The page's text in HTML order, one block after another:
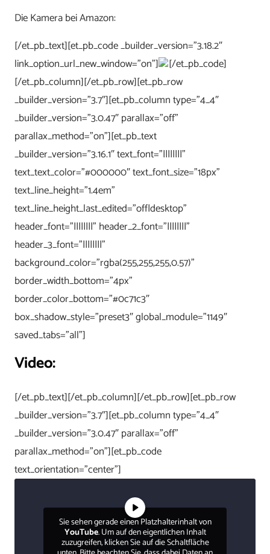
Die Kamera bei Amazon:
[/et_pb_text][et_pb_code _builder_version=”3.18.2″
link_option_url_new_window=”on”]
[/et_pb_code]
[/et_pb_column][/et_pb_row][et_pb_row
_builder_version=”3.7″][et_pb_column type=”4_4″
_builder_version=”3.0.47″ parallax=”off”
parallax_method=”on”][et_pb_text
_builder_version=”3.16.1″ text_font=”||||||||”
text_text_color=”#000000″ text_font_size=”18px”
text_line_height=”1.4em”
text_line_height_last_edited=”off|desktop”
header_font=”||||||||” header_2_font=”||||||||”
header_3_font=”||||||||”
background_color=”rgba(255,255,255,0.57)”
border_width_bottom=”4px”
border_color_bottom=”#0c71c3″
box_shadow_style=”preset3″ global_module=”1149″
saved_tabs=”all”]
Video:
[/et_pb_text][/et_pb_column][/et_pb_row][et_pb_row
_builder_version=”3.7″][et_pb_column type=”4_4″
_builder_version=”3.0.47″ parallax=”off”
parallax_method=”on”][et_pb_code
text_orientation=”center”]
Sie sehen gerade einen Platzhalterinhalt von
YouTube. Um auf den eigentlichen Inhalt
zuzugreifen, klicken Sie auf die Schaltfläche